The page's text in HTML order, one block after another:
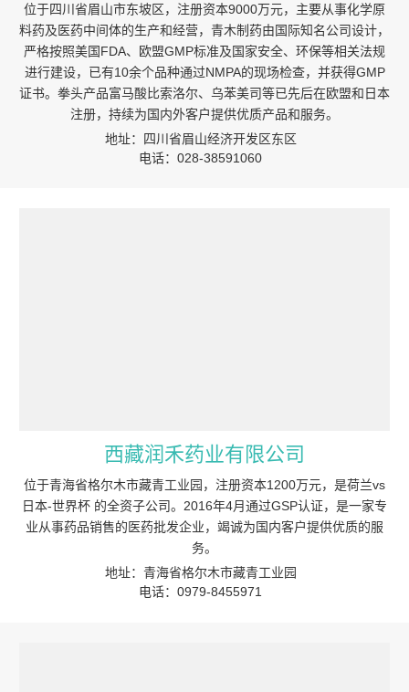
位于四川省眉山市东坡区，注册资本9000万元，主要从事化学原
料药及医药中间体的生产和经营，青木制药由国际知名公司设计，
严格按照美国FDA、欧盟GMP标准及国家安全、环保等相关法规
进行建设，已有10余个品种通过NMPA的现场检查，并获得GMP
证书。拳头产品富马酸比索洛尔、乌苯美司等已先后在欧盟和日本
注册，持续为国内外客户提供优质产品和服务。
地址：四川省眉山经济开发区东区
电话：028-38591060
西藏润禾药业有限公司
位于青海省格尔木市藏青工业园，注册资本1200万元，是荷兰vs
日本-世界杯 的全资子公司。2016年4月通过GSP认证，是一家专
业从事药品销售的医药批发企业，竭诚为国内客户提供优质的服
务。
地址：青海省格尔木市藏青工业园
电话：0979-8455971